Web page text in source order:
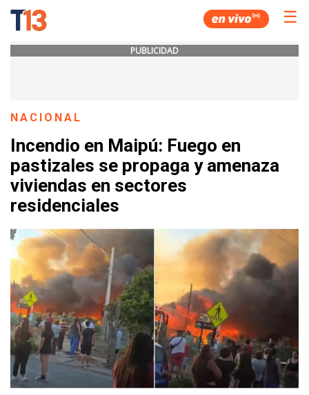
☰
PUBLICIDAD
NACIONAL
Incendio en Maipú: Fuego en
pastizales se propaga y amenaza
viviendas en sectores
residenciales